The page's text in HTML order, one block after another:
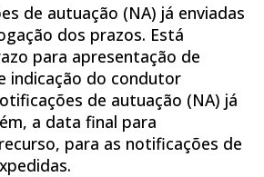
de autuação (NA) já enviadas
dos prazos. Está
para apresentação de
indicação do condutor
de autuação (NA) já
a data final para
para as notificações de